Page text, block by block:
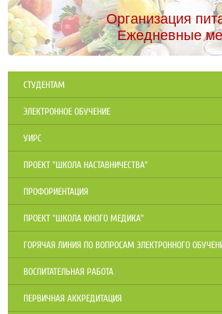
Организация
Ежедневные
СТУДЕНТАМ
ЭЛЕКТРОННОЕ ОБУЧЕНИЕ
УИРС
ПРОЕКТ "ШКОЛА НАСТАВНИЧЕСТВА"
ПРОФОРИЕНТАЦИЯ
ПРОЕКТ "ШКОЛА ЮНОГО МЕДИКА"
ГОРЯЧАЯ ЛИНИЯ ПО ВОПРОСАМ ЭЛЕКТРОННОГО
ВОСПИТАТЕЛЬНАЯ РАБОТА
ПЕРВИЧНАЯ АККРЕДИТАЦИЯ